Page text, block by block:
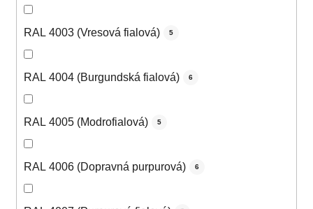
RAL 4003 (Vresová fialová) 5
RAL 4004 (Burgundská fialová) 6
RAL 4005 (Modrofialová) 5
RAL 4006 (Dopravná purpurová) 6